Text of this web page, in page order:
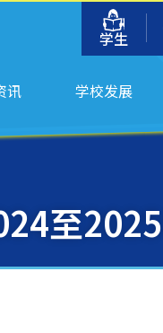
学生
讯 学校发展
至